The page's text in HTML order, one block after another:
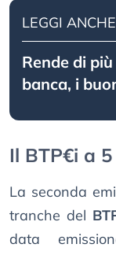
LEGGI ANCHE
Rende di
banca, i
Il BTP€i a
La seconda
tranche del
data